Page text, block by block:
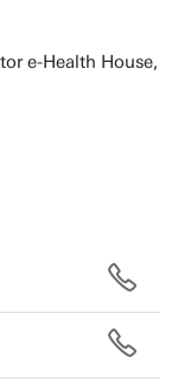
e-Health House,